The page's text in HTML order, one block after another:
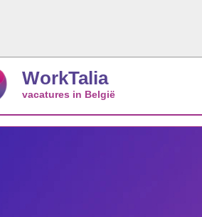
WorkTalia
vacatures in België